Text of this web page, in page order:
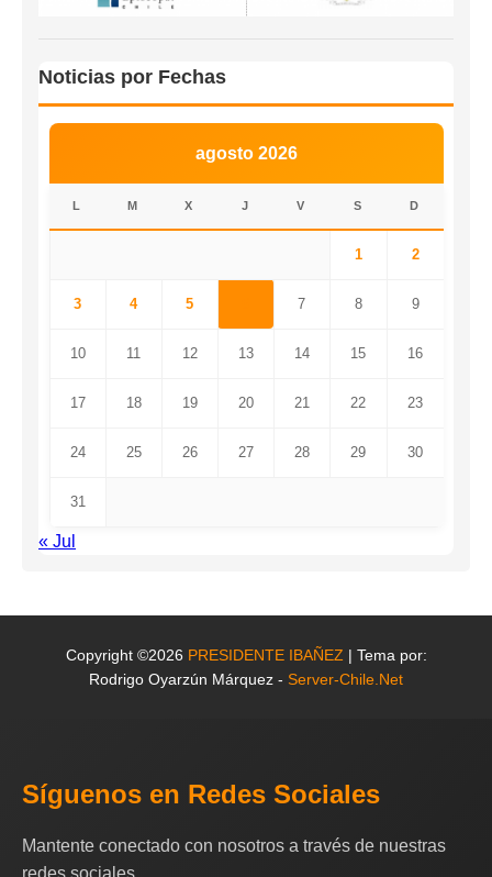
Noticias por Fechas
agosto 2026
L M X J V S D
1 2
3 4 5 7 8 9
10 11 12 13 14 15 16
17 18 19 20 21 22 23
24 25 26 27 28 29 30
31
« Jul
Copyright ©2026 PRESIDENTE IBAÑEZ | Tema por:
Rodrigo Oyarzún Márquez - Server-Chile.Net
Síguenos en Redes Sociales
Mantente conectado con nosotros a través de nuestras
redes sociales